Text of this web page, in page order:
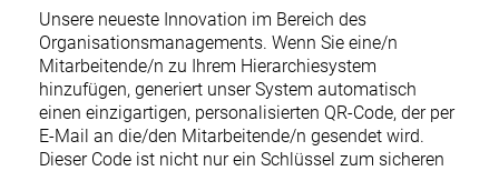
Unsere neueste Innovation im Bereich des
Organisationsmanagements. Wenn Sie eine/n
Mitarbeitende/n zu Ihrem Hierarchiesystem
hinzufügen, generiert unser System automatisch
einen einzigartigen, personalisierten QR-Code, der per
E-Mail an die/den Mitarbeitende/n gesendet wird.
Dieser Code ist nicht nur ein Schlüssel zum sicheren